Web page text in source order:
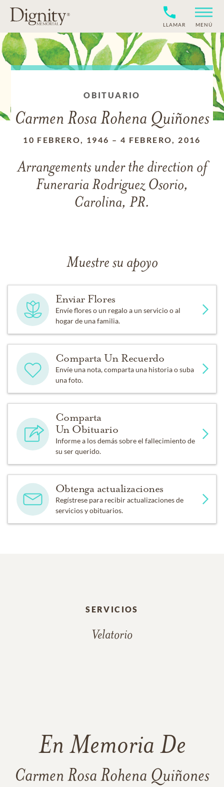
LLAMAR MENÚ
OBITUARIO
Carmen Rosa Rohena Quiñones
10 FEBRERO, 1946 – 4 FEBRERO, 2016
Arrangements under the direction of
Funeraria Rodriguez Osorio,
Carolina, PR.
Muestre su apoyo
Enviar Flores
Envíe flores o un regalo a un servicio o al
hogar de una familia.
Comparta Un Recuerdo
Envíe una nota, comparta una historia o suba
una foto.
Comparta
Un Obituario
Informe a los demás sobre el fallecimiento de
su ser querido.
Obtenga actualizaciones
Regístrese para recibir actualizaciones de
servicios y obituarios.
SERVICIOS
Velatorio
En Memoria De
Carmen Rosa Rohena Quiñones